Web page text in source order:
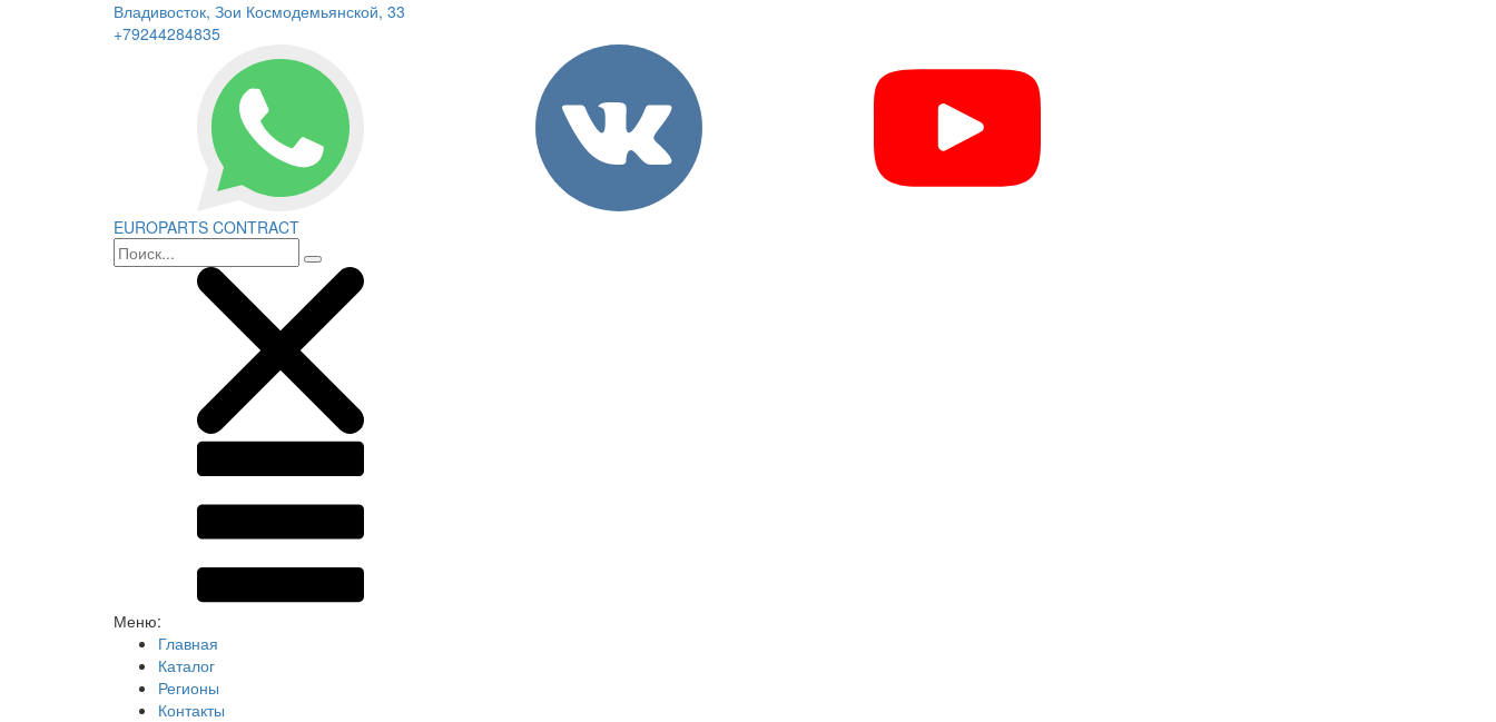
Владивосток, Зои Космодемьянской, 33
+79244284835
EUROPARTS CONTRACT
Меню:
Главная
Каталог
Регионы
Контакты